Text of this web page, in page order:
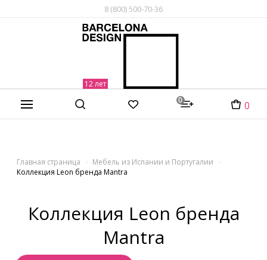
8 (800) 500-70-36
0 0
Главная страница
Мебель из Испании и Португалии
Коллекция Leon бренда Mantra
Коллекция Leon бренда
Mantra